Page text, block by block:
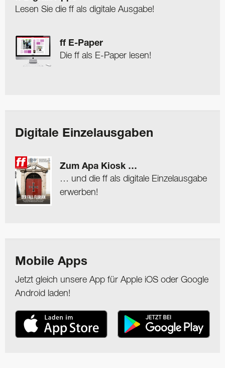
Lesen Sie die ff als digitale Ausgabe!
ff E-Paper
Die ff als E-Paper lesen!
Digitale Einzelausgaben
Zum Apa Kiosk …
… und die ff als digitale Einzelausgabe
erwerben!
Mobile Apps
Jetzt gleich unsere App für Apple iOS oder Google
Android laden!